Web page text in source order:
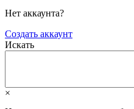
Нет аккаунта?
Создать аккаунт
Искать
×